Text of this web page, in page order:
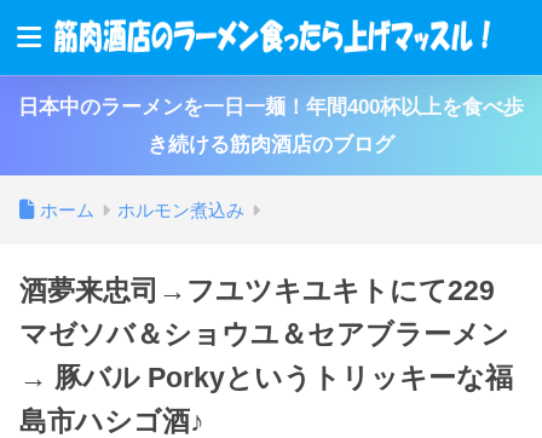
日本中のラーメンを一日一麺！年間400杯以上を食べ歩
き続ける筋肉酒店のブログ
ホーム ホルモン煮込み
酒夢来忠司→フユツキユキトにて229
マゼソバ＆ショウユ＆セアブラーメン
→ 豚バル Porkyというトリッキーな福
島市ハシゴ酒♪